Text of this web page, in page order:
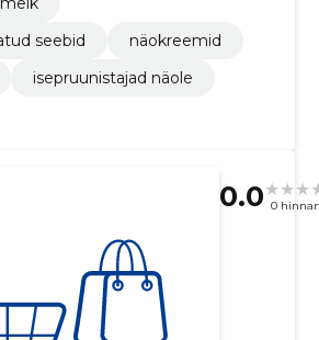
seebid
näokreemid
isepruunistajad näole
0.0 0